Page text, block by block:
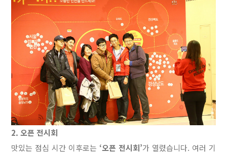
2. 오픈 전시회
맛있는 점심 시간 이후로는 ‘오픈 전시회’가 열렸습니다. 여러 기